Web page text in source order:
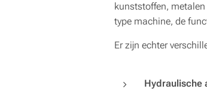
kunststoffen,
type machine, de
Er zijn echter
Hydraulische